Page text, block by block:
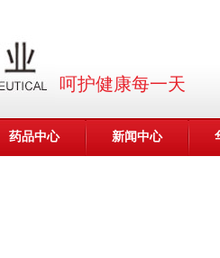
呵护健康每一天
药品中心 新闻中心